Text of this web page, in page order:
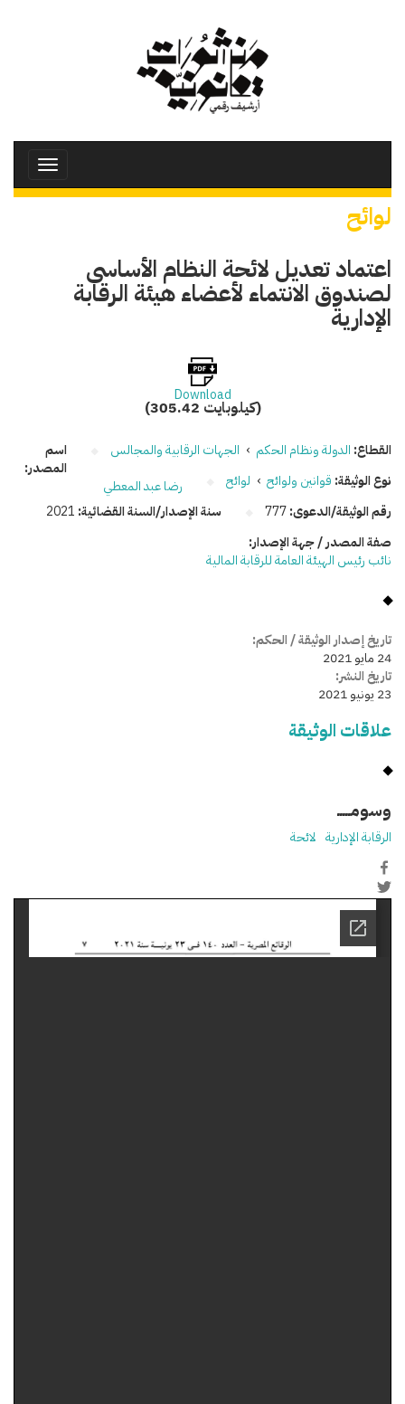
Toggle
لوائح
اعتماد تعديل لائحة النظام الأساسى
لصندوق الانتماء لأعضاء هيئة الرقابة
الإدارية
Download
(305.42 كيلوبايت)
القطاع: الدولة ونظام الحكم › الجهات الرقابية والمجالس
نوع الوثيقة: قوانين ولوائح › لوائح
رقم الوثيقة/الدعوى:777 سنة الإصدار/السنة القضائية: 2021
اسم
المصدر:
رضا عبد المعطي
صفة المصدر / جهة الإصدار:
نائب رئيس الهيئة العامة للرقابة المالية
تاريخ إصدار الوثيقة / الحكم:
24 مايو 2021
تاريخ النشر:
23 يونيو 2021
علاقات الوثيقة
وسومـــــ
الرقابة الإدارية لائحة